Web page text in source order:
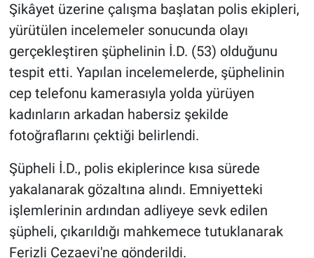
Şikâyet üzerine çalışma başlatan polis ekipleri,
yürütülen incelemeler sonucunda olayı
gerçekleştiren şüphelinin İ.D. (53) olduğunu
tespit etti. Yapılan incelemelerde, şüphelinin
cep telefonu kamerasıyla yolda yürüyen
kadınların arkadan habersiz şekilde
fotoğraflarını çektiği belirlendi.
Şüpheli İ.D., polis ekiplerince kısa sürede
yakalanarak gözaltına alındı. Emniyetteki
işlemlerinin ardından adliyeye sevk edilen
şüpheli, çıkarıldığı mahkemece tutuklanarak
Ferizli Cezaevi'ne gönderildi.